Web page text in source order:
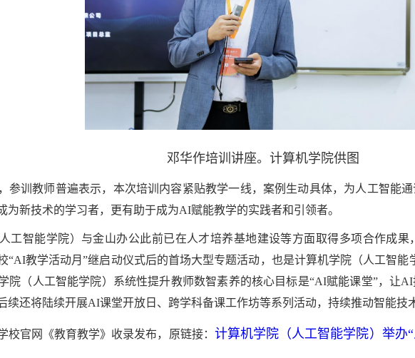
邓华作培训讲座。计算机学院供图
参训教师普遍表示，本次培训内容紧贴教学一线，案例生动具体，为人工智能
为新技术的学习者，更有助于成为AI赋能教学的实践者和引领者。
工智能学院）与金山办公此前已在人才培养基地建设等方面取得多项合作成
“AI教学活动月”继启动仪式后的首场大型专题活动，也是计算机学院（人工智
院（人工智能学院）系统性提升教师数智素养的核心目标是“AI赋能课堂”，让
续还将陆续开展AI课堂开放日、跨学科备课工作坊等系列活动，持续推动智能技
校官网《教育教学》收录发布，原链接： 计算机学院（人工智能学院）举办